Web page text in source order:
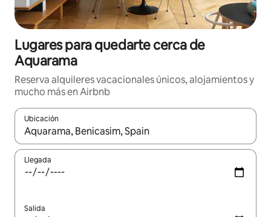
Lugares para quedarte cerca de
Aquarama
Reserva alquileres vacacionales únicos, alojamientos y
mucho más en Airbnb
Ubicación
Cuando los resultados estén disponibles, navega con las
Llegada
Salida